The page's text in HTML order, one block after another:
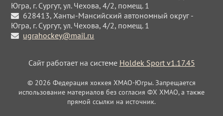
Югра, г. Сургут, ул. Чехова, 4/2, помещ. 1
628413, Ханты-Мансийский автономный округ -
Югра, г. Сургут, ул. Чехова, 4/2, помещ. 1
ugrahockey@mail.ru
Сайт работает на системе Holdek Sport v1.17.45
© 2026 Федерация хоккея ХМАО-Югры. Запрещается
использование материалов без согласия ФХ ХМАО, а также
прямой ссылки на источник.